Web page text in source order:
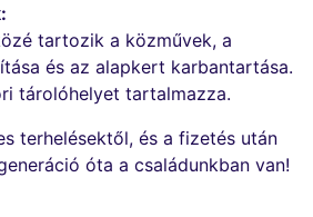
tartozik a közművek, a
és az alapkert karbantartása.
tárolóhelyet tartalmazza.
terhelésektől, és a fizetés után
óta a családunkban van!